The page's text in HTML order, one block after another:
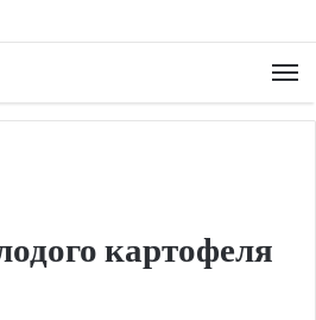
картофеля